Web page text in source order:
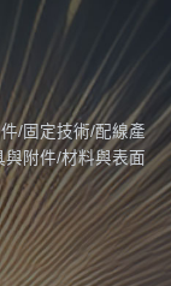
/固定技術/配線產
附件/材料與表面